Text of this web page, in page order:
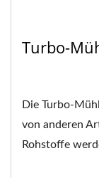
Turbo-
Die Turbo-
von anderen
Rohstoffe